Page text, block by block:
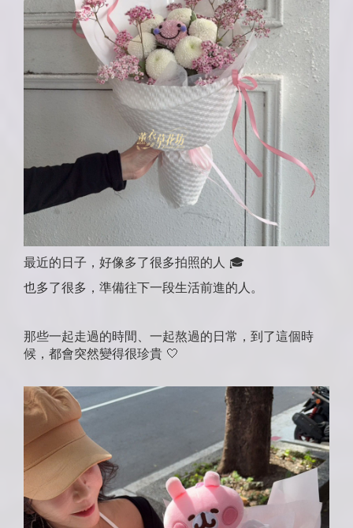
最近的日子，好像多了很多拍照的人 🎓
也多了很多，準備往下一段生活前進的人。
那些一起走過的時間、一起熬過的日常，到了這個時
候，都會突然變得很珍貴 🤍